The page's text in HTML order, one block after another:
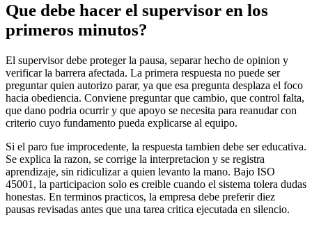
Que debe hacer el supervisor en los
primeros minutos?
El supervisor debe proteger la pausa, separar hecho de opinion y
verificar la barrera afectada. La primera respuesta no puede ser
preguntar quien autorizo parar, ya que esa pregunta desplaza el foco
hacia obediencia. Conviene preguntar que cambio, que control falta,
que dano podria ocurrir y que apoyo se necesita para reanudar con
criterio cuyo fundamento pueda explicarse al equipo.
Si el paro fue improcedente, la respuesta tambien debe ser educativa.
Se explica la razon, se corrige la interpretacion y se registra
aprendizaje, sin ridiculizar a quien levanto la mano. Bajo ISO
45001, la participacion solo es creible cuando el sistema tolera dudas
honestas. En terminos practicos, la empresa debe preferir diez
pausas revisadas antes que una tarea critica ejecutada en silencio.